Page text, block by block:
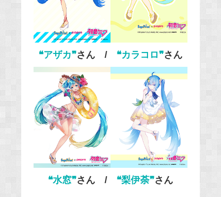
❝アザカ❞さん / ❝カラコロ❞さん
❝水窓❞さん / ❝梨伊荼❞さん